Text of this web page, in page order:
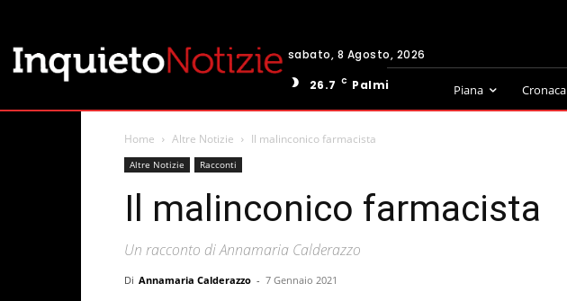
sabato, 8 Agosto, 2026
26.7
C Palmi Piana Cronaca
Home Altre Notizie Il malinconico farmacista
Altre Notizie Racconti
Il malinconico farmacista
Un racconto di Annamaria Calderazzo
Di Annamaria Calderazzo - 7 Gennaio 2021